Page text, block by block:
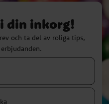
din inkorg!
och ta del av roliga tips,